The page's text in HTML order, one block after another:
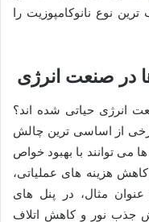
نوع نانوکامپوزیت را
در صنعت انرژی
انرژی حیاتی شده اند؟
از اساسی ترین چالش
می توانند با بهبود خواص
هزینه های عملیاتی،
عنوان مثال، در پنل های
جذب نور و کاهش اتلاف